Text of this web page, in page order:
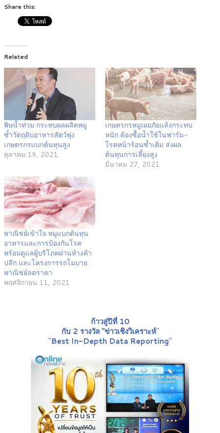
Share this:
Related
พิษน้ำท่วม กระทบผลผลิตหมู
ซ้ำวัตถุดิบอาหารสัตว์พุ่ง
เกษตรกรแบกต้นทุนสูง
ตุลาคม 19, 2021
เกษตรกรหมูเผยภัยแล้งกระทบ
หนัก ต้องซื้อน้ำใช้ในฟาร์ม-
โรคหน้าร้อนซ้ำเติม ส่งผล
ต้นทุนการเลี้ยงสูง
มีนาคม 27, 2021
พาณิชย์เข้าใจ หมูแบกต้นทุน
อาหารและการป้องกันโรค
พร้อมดูแลผู้บริโภคผ่านห้างค้า
ปลีก และโครงการรถโมบาย
พาณิชย์ลดราคา
พฤศจิกายน 11, 2021
ก้าวสู่ปีที่ 10
กับ 2 รางวัล "ข่าวเชิงวิเคราะห์"
"Best In-Depth Data Reporting"